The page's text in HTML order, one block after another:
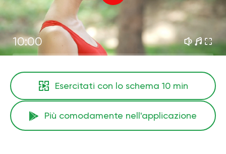
10:00
Esercitati con lo schema 10 min
Più comodamente nell'applicazione